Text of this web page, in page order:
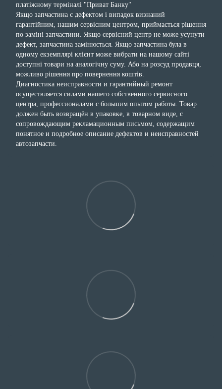
платіжному терміналі "Приват Банку"
Якщо запчастина с дефектом і випадок визнаний
гарантійним, нашим сервісним центром, приймається рішення
по заміні запчастини. Якщо сервісний центр не може усунути
дефект, запчастина замінюється. Якщо запчастина була в
одному екземплярі клієнт може вибрати на нашому сайті
доступні товари на аналогічну суму. Або на розсуд продавця,
можливо рішення про повернення коштів.
Диагностика неисправности и гарантийный ремонт
осуществляется силами нашего собственного сервисного
центра, профессионалами с большим опытом работы. Товар
должен быть возвращён в упаковке, в товарном виде, с
сопровождающим рекламационным письмом, содержащим
понятное и подробное описание дефектов и неисправностей
автозапчасти.